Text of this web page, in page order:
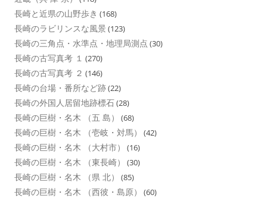
長崎と近県の山野歩き (168)
長崎のラビリンスな風景 (123)
長崎の三角点・水準点・地理局測点 (30)
長崎の古写真考 １ (270)
長崎の古写真考 ２ (146)
長崎の台場・番所など跡(22)
長崎の外国人居留地跡標石(28)
長崎の巨樹・名木 （五 島） (68)
長崎の巨樹・名木 （壱岐・対馬） (42)
長崎の巨樹・名木 （大村市） (16)
長崎の巨樹・名木 （東長崎） (30)
長崎の巨樹・名木 （県 北） (85)
長崎の巨樹・名木 （西彼・島原） (60)